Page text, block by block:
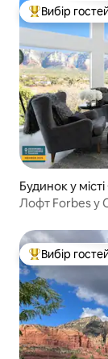
Топ вибір
Вибір
Будинок у
Лофт Forbes у
Топ вибір
Вибір